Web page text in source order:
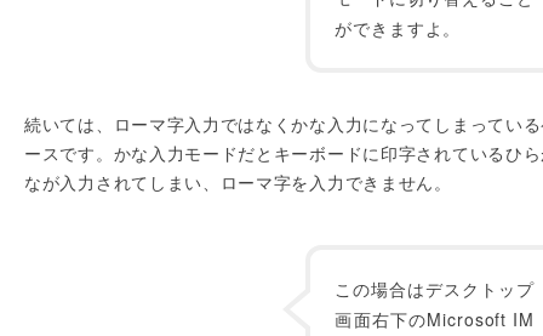
ができますよ。
続いては、ローマ字入力ではなくかな入力になってしまってい
ースです。かな入力モードだとキーボードに印字されているひ
なが入力されてしまい、ローマ字を入力できません。
この場合はデスクトップ
画面右下のMicrosoft IM